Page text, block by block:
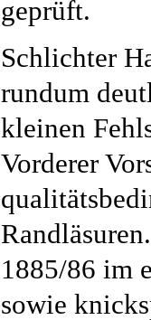
geprüft.
Schlichter
rundum
kleinen
Vorderer
1885/86 im
sowie